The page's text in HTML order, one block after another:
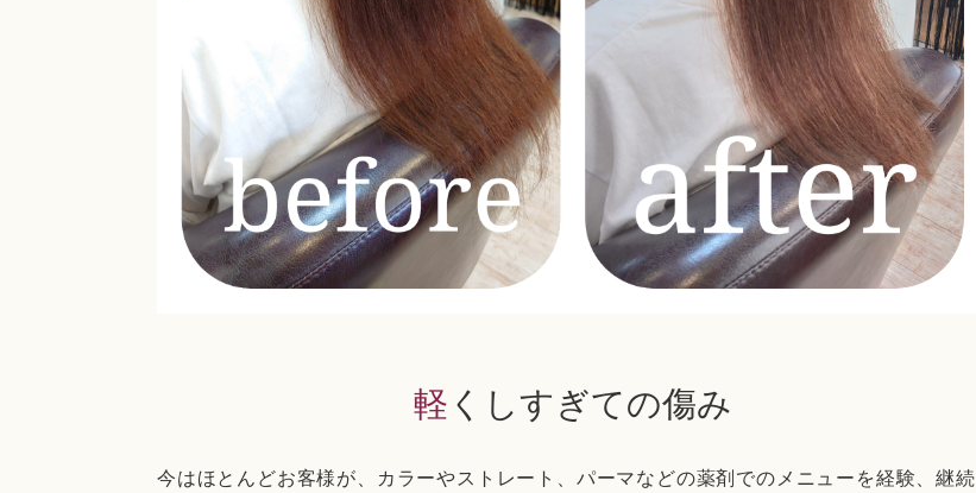
軽くしすぎての傷み
今はほとんどお客様が、カラーやストレート、パーマなどの薬剤でのメニューを経験、継続